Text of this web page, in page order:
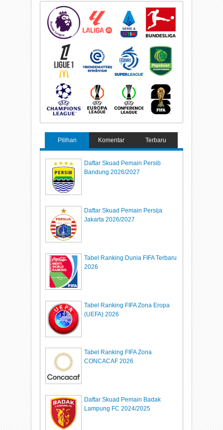
Pilihan Komentar Terbaru
Daftar Skuad Pemain Persib
Bandung 2026/2027
Daftar Skuad Pemain Persija
Jakarta 2026/2027
Tabel Ranking Dunia FIFA Terbaru
2026
Tabel Ranking FIFA Zona Eropa
(UEFA) 2026
Tabel Ranking FIFA Zona
CONCACAF 2026
Daftar Skuad Pemain Badak
Lampung FC 2024/2025